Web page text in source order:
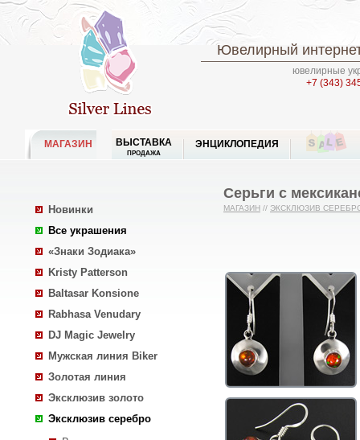
Ювелирный
ювелирные
+7 (343)
МАГАЗИН ВЫСТАВКА
ПРОДАЖА
ЭНЦИКЛОПЕДИЯ
Новинки
Все украшения
«Знаки Зодиака»
Kristy Patterson
Baltasar Konsione
Rabhasa Venudary
DJ Magic Jewelry
Мужская линия Biker
Золотая линия
Эксклюзив золото
Эксклюзив серебро
Серьги с
МАГАЗИН // ЭКСКЛЮЗИВ